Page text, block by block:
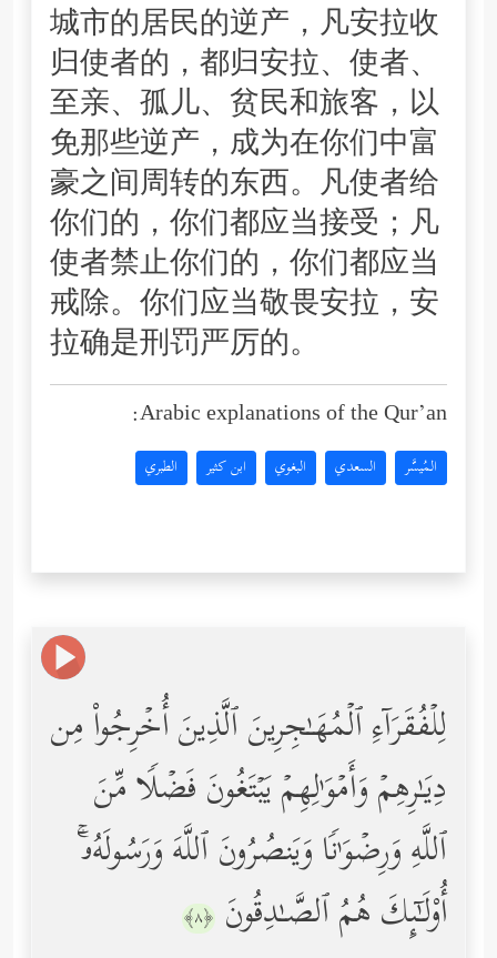
城市的居民的逆产，凡安拉收
归使者的，都归安拉、使者、
至亲、孤儿、贫民和旅客，以
免那些逆产，成为在你们中富
豪之间周转的东西。凡使者给
你们的，你们都应当接受；凡
使者禁止你们的，你们都应当
戒除。你们应当敬畏安拉，安
拉确是刑罚严厉的。
Arabic explanations of the Qur’an:
المُيسَّر السعدي البغوي ابن كثير الطبري
لِلۡفُقَرَاۤءِ ٱلۡمُهَـٰجِرِینَ ٱلَّذِینَ أُخۡرِجُواْ مِن
دِیَـٰرِهِمۡ وَأَمۡوَ ٰ⁠لِهِمۡ یَبۡتَغُونَ فَضۡلࣰا مِّنَ
ٱللَّهِ وَرِضۡوَ ٰ⁠نࣰا وَیَنصُرُونَ ٱللَّهَ وَرَسُولَهُۥۤۚ
أُوْلَـٰۤىِٕكَ هُمُ ٱلصَّـٰدِقُونَ ﴿٨﴾